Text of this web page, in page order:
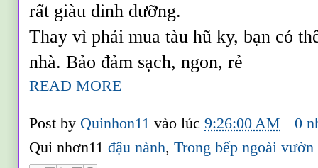
rất giàu dinh dưỡng.
Thay vì phải mua tàu hũ ky, bạn có
nhà. Bảo đảm sạch, ngon, rẻ
READ MORE
Post by Quinhon11vào lúc9:26:00 AM
0
Qui nhơn11đậu nành,Trong bếp ngoài